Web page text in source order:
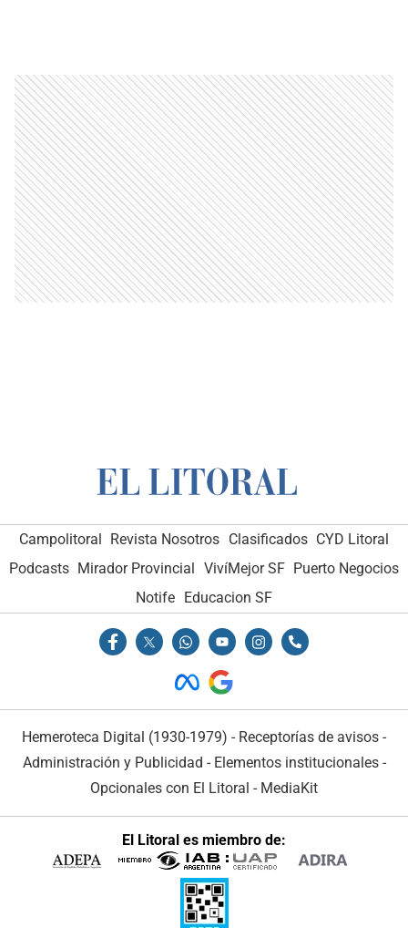
Campolitoral Revista Nosotros Clasificados CYD Litoral
Podcasts Mirador Provincial VivíMejor SF Puerto Negocios
Notife Educacion SF
Hemeroteca Digital (1930-1979) - Receptorías de avisos -
Administración y Publicidad - Elementos institucionales-
Opcionales con El Litoral - MediaKit
El Litoral es miembro de: